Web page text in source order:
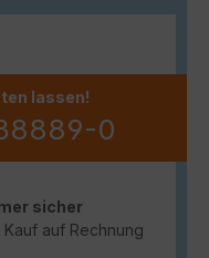
lassen!
0
sicher
auf Rechnung